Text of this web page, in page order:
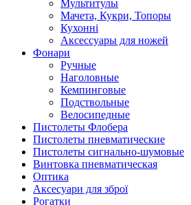
Мультитулы
Мачета, Кукри, Топоры
Кухонні
Аксессуары для ножей
Фонари
Ручные
Наголовные
Кемпинговые
Подствольные
Велосипедные
Пистолеты Флобера
Пистолеты пневматические
Пистолеты сигнально-шумовые
Винтовка пневматическая
Оптика
Аксесуари для зброї
Рогатки